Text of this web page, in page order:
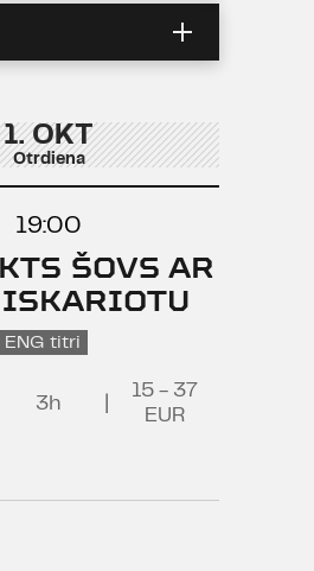
1. OKT
Otrdiena
19:00
ŠOVS AR
ENG titri
3h
15 - 37
EUR